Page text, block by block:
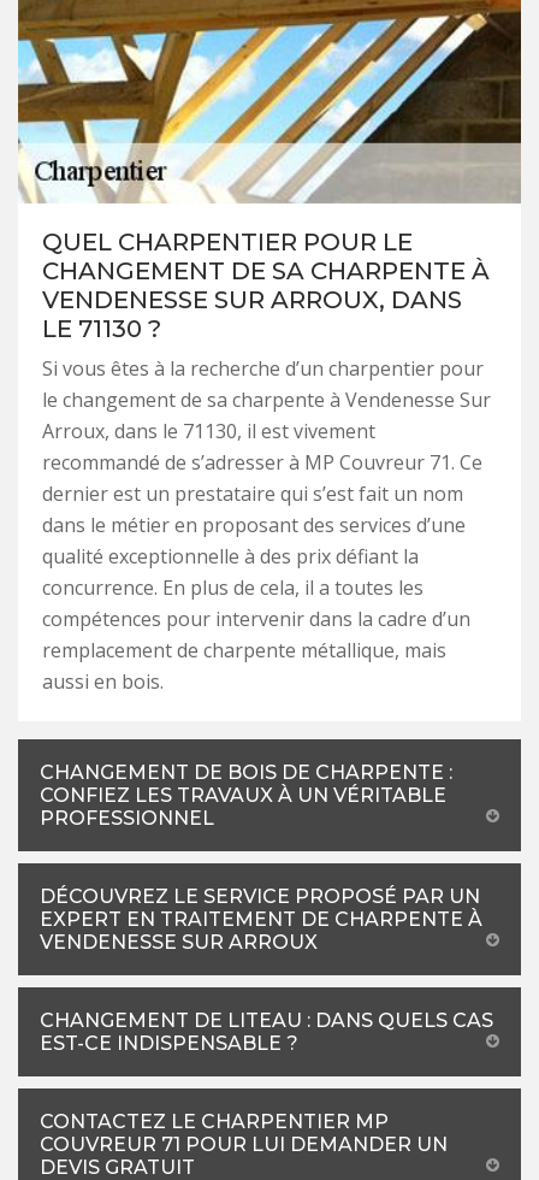
QUEL CHARPENTIER POUR LE
CHANGEMENT DE SA CHARPENTE À
VENDENESSE SUR ARROUX, DANS
LE 71130 ?
Si vous êtes à la recherche d’un charpentier pour
le changement de sa charpente à Vendenesse Sur
Arroux, dans le 71130, il est vivement
recommandé de s’adresser à MP Couvreur 71. Ce
dernier est un prestataire qui s’est fait un nom
dans le métier en proposant des services d’une
qualité exceptionnelle à des prix défiant la
concurrence. En plus de cela, il a toutes les
compétences pour intervenir dans la cadre d’un
remplacement de charpente métallique, mais
aussi en bois.
CHANGEMENT DE BOIS DE CHARPENTE :
CONFIEZ LES TRAVAUX À UN VÉRITABLE
PROFESSIONNEL
DÉCOUVREZ LE SERVICE PROPOSÉ PAR UN
EXPERT EN TRAITEMENT DE CHARPENTE À
VENDENESSE SUR ARROUX
CHANGEMENT DE LITEAU : DANS QUELS CAS
EST-CE INDISPENSABLE ?
CONTACTEZ LE CHARPENTIER MP
COUVREUR 71 POUR LUI DEMANDER UN
DEVIS GRATUIT